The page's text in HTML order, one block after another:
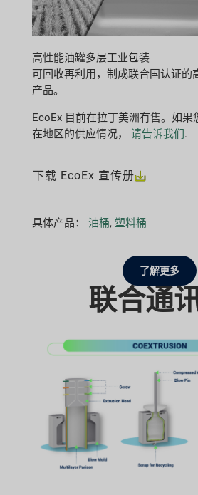
高性能油罐多层工业包装
可回收再利用，制成联合国认证的
产品。
EcoEx 目前在拉丁美洲有售。如果
在地区的供应情况， 请告诉我们.
下载 EcoEx 宣传册
具体产品： 油桶, 塑料桶
了解更多
联合通